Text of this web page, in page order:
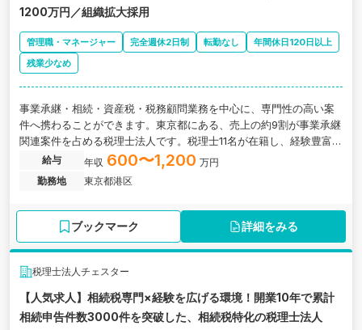
1200万円／組織拡大採用
管理職・マネージャー 完全週休2日制 転勤なし
年間休日120日以上
残業少なめ
事業承継・相続・資産税・税務顧問業務を中心に、専門性の高い案
件へ携わることができます。東京都にある、売上の約9割が事業承継
関連案件を占める税理士法人です。税理士11名が在籍し、経験豊富な
メンバーと共に成長できる環境があります。組織拡大に伴う増員採
用であり、将来的に事務所の中核を担う人材を募集しています。
給与 年収 600〜1,200 万円
勤務地
東京都港区
ブックマーク 詳細をみる
税理士法人チェスター
【人気求人】相続税専門×経験を広げる環境！開業10年で累計
相続申告件数3000件を突破した、相続税特化の税理士法人